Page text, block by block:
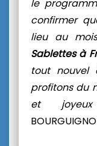
le
confirmer
lieu au
Sablettes à
tout nouvel
profitons du
et